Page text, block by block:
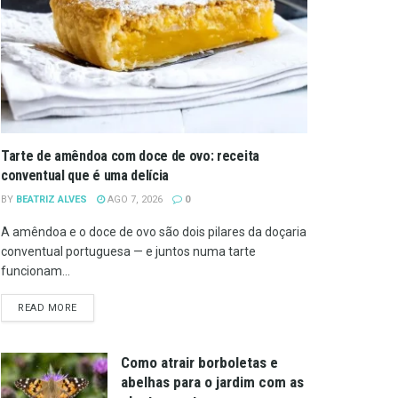
Tarte de amêndoa com doce de ovo: receita
conventual que é uma delícia
BY BEATRIZ ALVES AGO 7, 2026 0
A amêndoa e o doce de ovo são dois pilares da doçaria
conventual portuguesa — e juntos numa tarte
funcionam...
READ MOREDETAILS
Como atrair borboletas e
abelhas para o jardim com as